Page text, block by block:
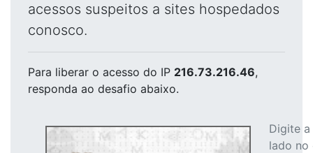
acessos suspeitos a sites hospedados
conosco.
Para liberar o acesso do IP 216.73.216.46,
responda ao desafio abaixo.
Digite
lado no